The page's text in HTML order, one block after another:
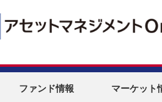
ファンド情報 マーケット